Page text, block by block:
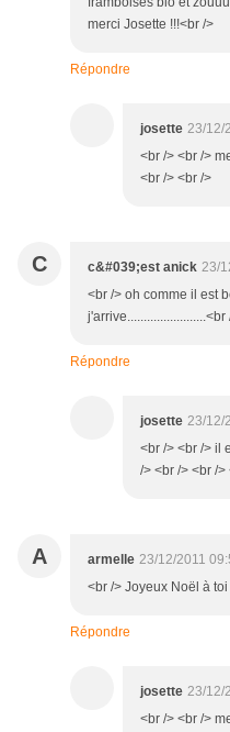
merci Josette !!!<br />
Répondre
josette 23/12/
<br /> <br />
<br /> <br />
C c&#039;est anick 23/
<br /> oh comme il est
Répondre
josette 23/12/
<br /> <br /> il
/> <br /> <br />
A armelle 23/12/2011
<br /> Joyeux Noël à
Répondre
josette 23/12/
<br /> <br />